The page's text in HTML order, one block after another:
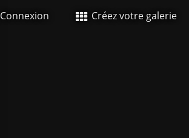
Connexion Créez votre galerie